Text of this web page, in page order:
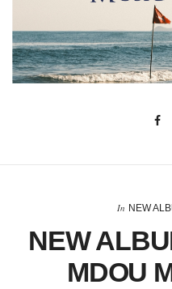
In NEW
NEW
MDOU